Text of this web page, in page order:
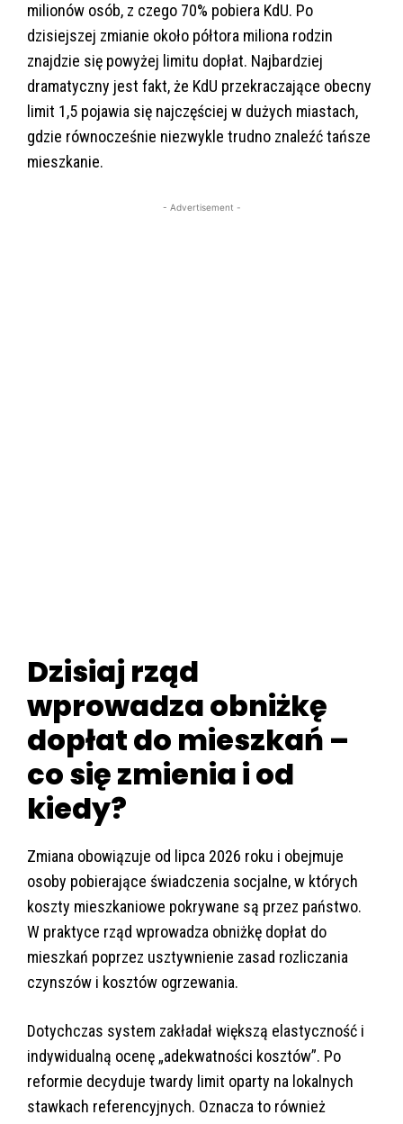
milionów osób, z czego 70% pobiera KdU. Po
dzisiejszej zmianie około półtora miliona rodzin
znajdzie się powyżej limitu dopłat. Najbardziej
dramatyczny jest fakt, że KdU przekraczające obecny
limit 1,5 pojawia się najczęściej w dużych miastach,
gdzie równocześnie niezwykle trudno znaleźć tańsze
mieszkanie.
- Advertisement -
Dzisiaj rząd
wprowadza obniżkę
dopłat do mieszkań –
co się zmienia i od
kiedy?
Zmiana obowiązuje od lipca 2026 roku i obejmuje
osoby pobierające świadczenia socjalne, w których
koszty mieszkaniowe pokrywane są przez państwo.
W praktyce rząd wprowadza obniżkę dopłat do
mieszkań poprzez usztywnienie zasad rozliczania
czynszów i kosztów ogrzewania.
Dotychczas system zakładał większą elastyczność i
indywidualną ocenę „adekwatności kosztów”. Po
reformie decyduje twardy limit oparty na lokalnych
stawkach referencyjnych. Oznacza to również